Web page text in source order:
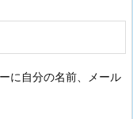
に自分の名前、メール